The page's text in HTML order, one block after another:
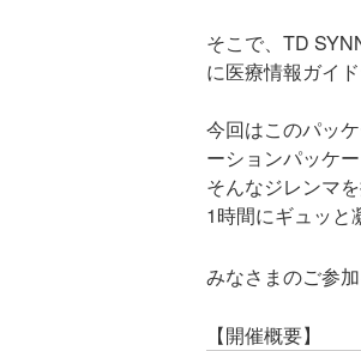
そこで、TD
に医療情報ガイ
今回はこのパッ
ーションパッケ
そんなジレンマ
1時間にギュッと
みなさまのご参
【開催概要】